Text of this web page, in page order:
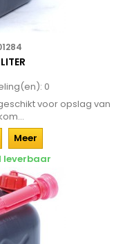
0
voor opslag van
Meer
leverbaar